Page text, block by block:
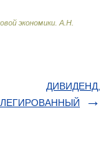
экономики А.Н.
ДИВИДЕНД,